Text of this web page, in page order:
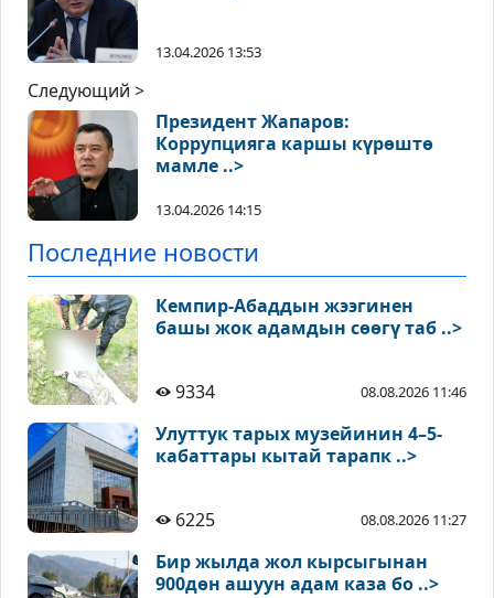
13.04.2026 13:53
Следующий >
Президент Жапаров:
Коррупцияга каршы күрөштө
мамле ..>
13.04.2026 14:15
Последние новости
Кемпир-Абаддын жээгинен
башы жок адамдын сөөгү таб ..>
9334 08.08.2026 11:46
Улуттук тарых музейинин 4–5-
кабаттары кытай тарапк ..>
6225 08.08.2026 11:27
Бир жылда жол кырсыгынан
900дөн ашуун адам каза бо ..>